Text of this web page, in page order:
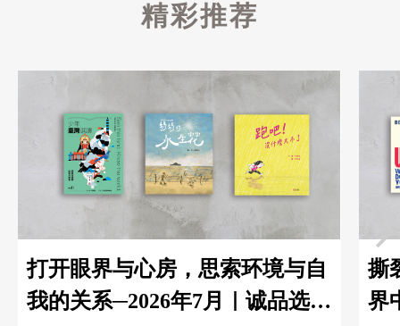
精彩推荐
打开眼界与心房，思索环境与自
我的关系─2026年7月｜诚品选书
撕
界